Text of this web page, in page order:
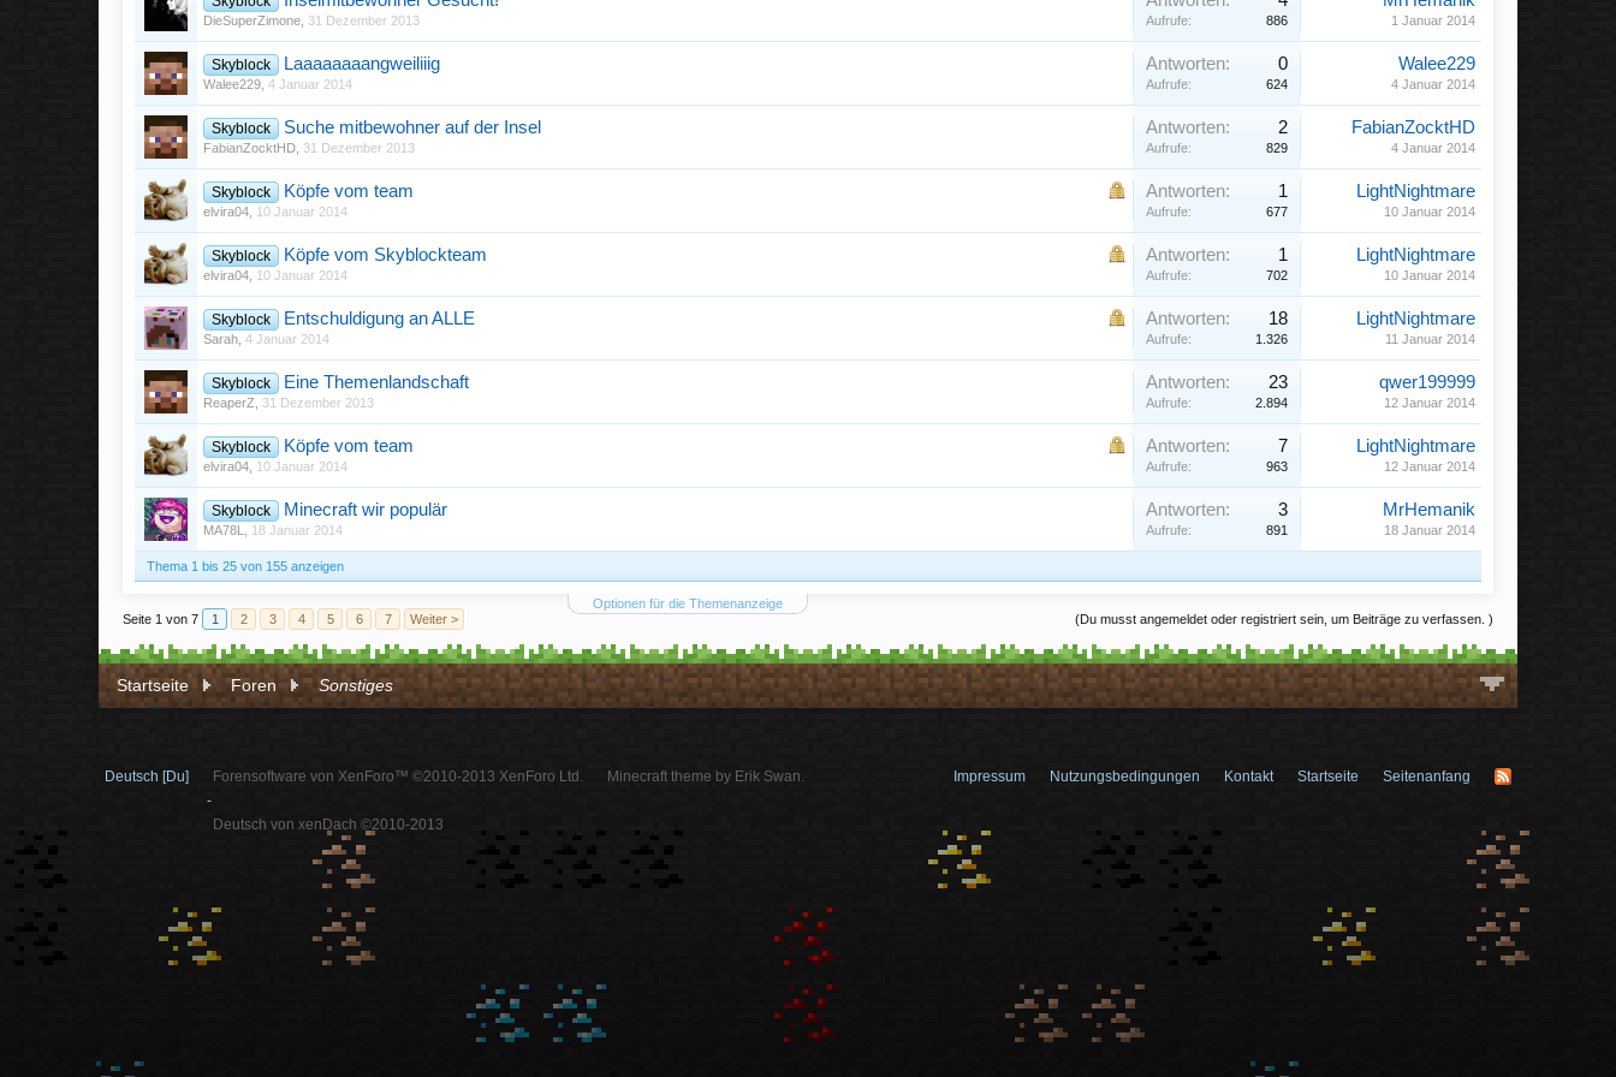
DieSuperZimone 31 Dezember 2013 Aufrufe: 886 1 Januar 2014
Skyblock Laaaaaaaangweiliiig
Walee229 4 Januar 2014
Antworten: 0
Aufrufe: 624
Walee229
4 Januar 2014
Skyblock Suche mitbewohner auf der Insel
FabianZocktHD 31 Dezember 2013
Antworten: 2
Aufrufe: 829
FabianZocktHD
4 Januar 2014
Skyblock Köpfe vom team
elvira04 10 Januar 2014
Antworten: 1
Aufrufe: 677
LightNightmare
10 Januar 2014
Skyblock Köpfe vom Skyblockteam
elvira04 10 Januar 2014
Antworten: 1
Aufrufe: 702
LightNightmare
10 Januar 2014
Skyblock Entschuldigung an ALLE
Sarah 4 Januar 2014
Antworten: 18
Aufrufe: 1.326
LightNightmare
11 Januar 2014
Skyblock Eine Themenlandschaft
ReaperZ 31 Dezember 2013
Antworten: 23
Aufrufe: 2.894
qwer199999
12 Januar 2014
Skyblock Köpfe vom team
elvira04 10 Januar 2014
Antworten: 7
Aufrufe: 963
LightNightmare
12 Januar 2014
Skyblock Minecraft wir populär
MA78L 18 Januar 2014
Antworten: 3
Aufrufe: 891
MrHemanik
18 Januar 2014
Thema 1 bis 25 von 155 anzeigen
Optionen für die Themenanzeige
(Du musst angemeldet oder registriert sein, um Beiträge zu verfassen. )
Seite 1 von 7 1 2 3 4 5 6 7 Weiter >
Startseite Foren Sonstiges
Deutsch [Du]
Forensoftware von XenForo™ ©2010-2013 XenForo Ltd.
-
Deutsch von xenDach ©2010-2013
Minecraft theme by Erik Swan. Impressum Nutzungsbedingungen Kontakt Startseite Seitenanfang